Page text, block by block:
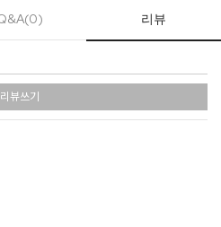
리뷰
리뷰쓰기